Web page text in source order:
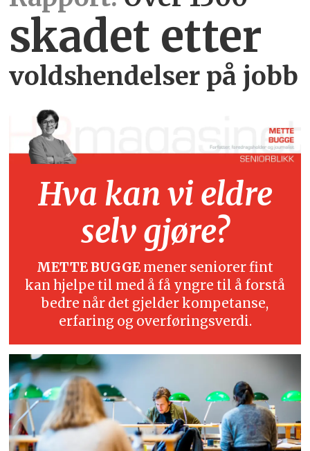
skadet etter
voldshendelser på jobb
Hva kan vi eldre
selv gjøre?
METTE BUGGE mener seniorer fint
kan hjelpe til med å få yngre til å forstå
bedre når det gjelder kompetanse,
erfaring og overføringsverdi.